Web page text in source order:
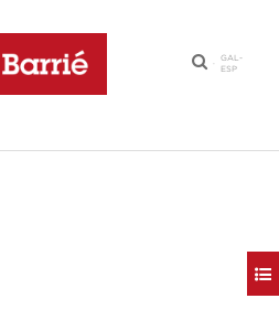
·
GAL-
ESP